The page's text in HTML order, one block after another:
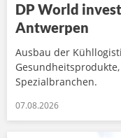
DP World
Antwerpen
Ausbau der
Spezialbranchen.
07.08.2026